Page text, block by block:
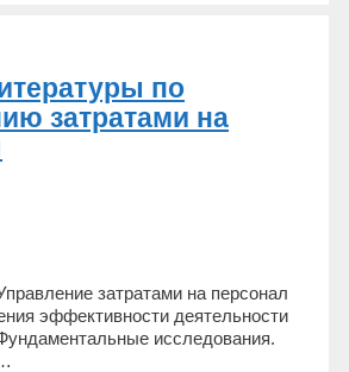
по
затратами на
затратами на персонал
эффективности деятельности
исследования.